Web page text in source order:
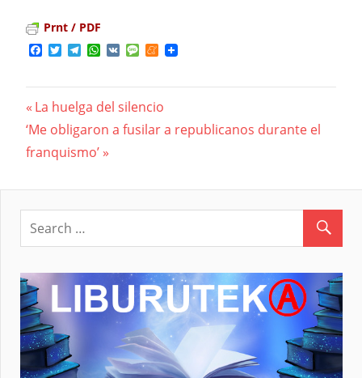
Prnt / PDF
Facebook
TwitterTelegram
WhatsApp
VK MessageMeneame
Navegación
de
entradas
Previous
Post:
La huelga del silencio
Next
Post:
‘Me obligaron a fusilar a republicanos durante el
franquismo’